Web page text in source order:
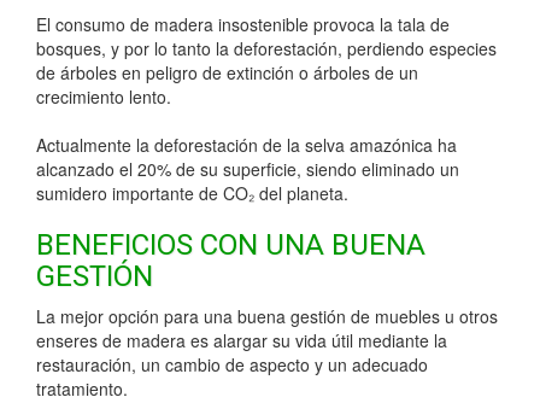
El consumo de madera insostenible provoca la tala de
bosques, y por lo tanto la deforestación, perdiendo especies
de árboles en peligro de extinción o árboles de un
crecimiento lento.
Actualmente la deforestación de la selva amazónica ha
alcanzado el 20% de su superficie, siendo eliminado un
sumidero importante de CO₂ del planeta.
BENEFICIOS CON UNA BUENA
GESTIÓN
La mejor opción para una buena gestión de muebles u otros
enseres de madera es alargar su vida útil mediante la
restauración, un cambio de aspecto y un adecuado
tratamiento.